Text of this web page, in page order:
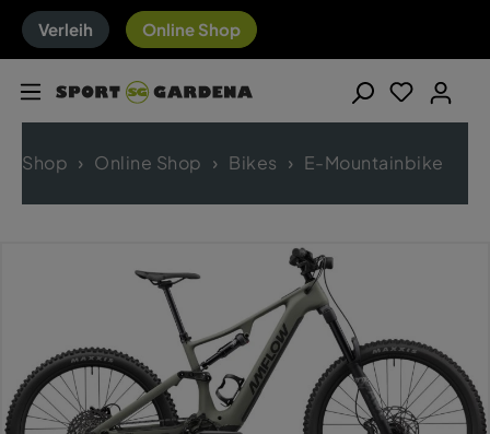
Verleih Online Shop
Shop Online Shop Bikes E-Mountainbike